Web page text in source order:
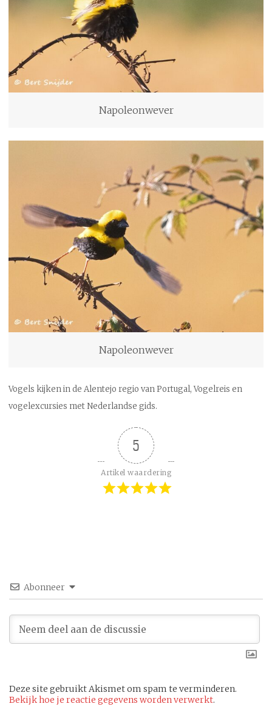
Napoleonwever
Napoleonwever
Vogels kijken in de Alentejo regio van Portugal, Vogelreis en
vogelexcursies met Nederlandse gids.
5
Artikel waardering
Abonneer
Deze site gebruikt Akismet om spam te verminderen.
Bekijk hoe je reactie gegevens worden verwerkt.